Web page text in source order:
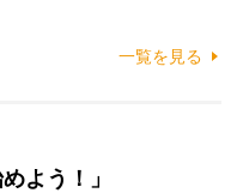
一覧を見る
よう！」